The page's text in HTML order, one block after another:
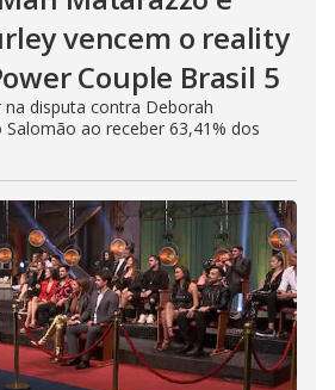
vencem o reality
Couple Brasil 5
disputa contra Deborah
ao receber 63,41% dos